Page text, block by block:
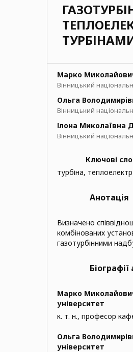
Марко
Вінницький
Ольга
Вінницький
Ілона Миколаївна
Вінницький
Ключові
турбіна,
Анотація
Визначено
комбінованих
газотурбінними
Біографії
Марко
університет
к. т. н., професор
Ольга
університет